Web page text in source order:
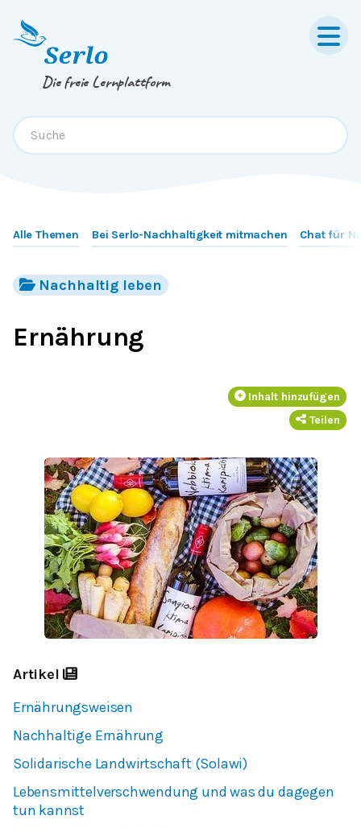
Springe zum
Die freie Lernplattform
Alle Themen Bei Serlo-Nachhaltigkeit mitmachen Chat für
Nachhaltig leben
Ernährung
Inhalt hinzufügen
Teilen
Artikel
Ernährungsweisen
Nachhaltige Ernährung
Solidarische Landwirtschaft (Solawi)
Lebensmittelverschwendung und was du dagegen
tun kannst